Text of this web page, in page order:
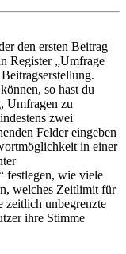
den ersten Beitrag
Register „Umfrage
so hast du
Umfragen zu
zwei
Felder eingeben
in einer
festlegen, wie viele
welches Zeitlimit für
zeitlich unbegrenzte
ihre Stimme